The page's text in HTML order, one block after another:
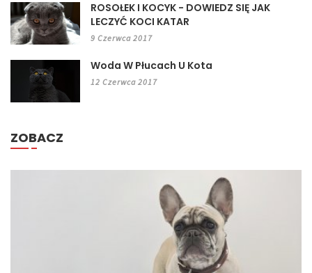
ROSOŁEK I KOCYK - DOWIEDZ SIĘ JAK
LECZYĆ KOCI KATAR
9 Czerwca 2017
Woda W Płucach U Kota
12 Czerwca 2017
ZOBACZ